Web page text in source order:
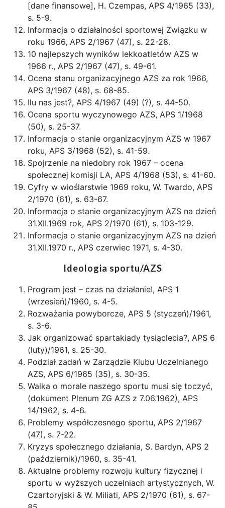
[dane finansowe], H. Czempas, APS 4/1965 (33),
s. 5-9.
Informacja o działalności sportowej Związku w
roku 1966, APS 2/1967 (47), s. 22-28.
10 najlepszych wyników lekkoatletów AZS w
1966 r., APS 2/1967 (47), s. 49-61.
Ocena stanu organizacyjnego AZS za rok 1966,
APS 3/1967 (48), s. 68-85.
Ilu nas jest?, APS 4/1967 (49) (?), s. 44-50.
Ocena sportu wyczynowego AZS, APS 1/1968
(50), s. 25-37.
Informacja o stanie organizacyjnym AZS w 1967
roku, APS 3/1968 (52), s. 41-59.
Spojrzenie na niedobry rok 1967 – ocena
społecznej komisji LA, APS 4/1968 (53), s. 41-60.
Cyfry w wioślarstwie 1969 roku, W. Twardo, APS
2/1970 (61), s. 63-67.
Informacja o stanie organizacyjnym AZS na dzień
31.XII.1969 rok, APS 2/1970 (61), s. 103-129.
Informacja o stanie organizacyjnym AZS na dzień
31.XII.1970 r., APS czerwiec 1971, s. 4-30.
Ideologia sportu/AZS
Program jest – czas na działanie!, APS 1
(wrzesień)/1960, s. 4-5.
Rozważania powyborcze, APS 5 (styczeń)/1961,
s. 3-6.
Jak organizować spartakiady tysiąclecia?, APS 6
(luty)/1961, s. 25-30.
Podział zadań w Zarządzie Klubu Uczelnianego
AZS, APS 6/1965 (35), s. 30-35.
Walka o morale naszego sportu musi się toczyć,
(dokument Plenum ZG AZS z 7.06.1962), APS
14/1962, s. 4-6.
Problemy współczesnego sportu, APS 2/1967
(47), s. 7-22.
Kryzys społecznego działania, S. Bardyn, APS 2
(październik)/1960, s. 35-41.
Aktualne problemy rozwoju kultury fizycznej i
sportu w wyższych uczelniach artystycznych, W.
Czartoryjski & W. Miliati, APS 2/1970 (61), s. 67-